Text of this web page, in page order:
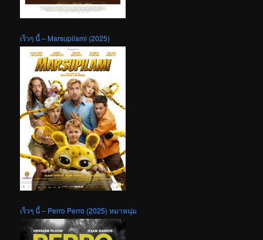
เร็วๆ นี้ – Marsupilami (2025)
เร็วๆ นี้ – Perro Perro (2025) หมาหนุ่ม